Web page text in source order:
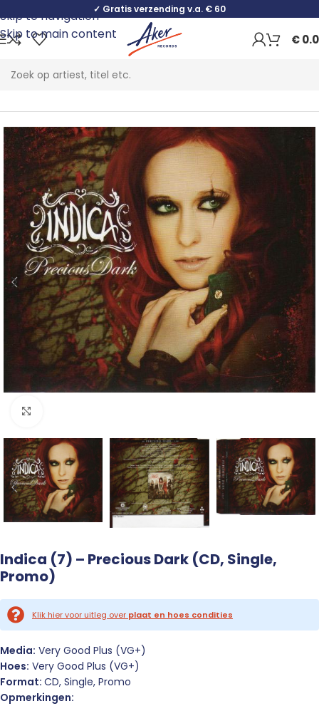
Skip to navigation
Skip to main content
✓ Gratis verzending v.a. € 60
€
Home Rock
Indica (7) – Precious Dark (CD, Single,
Promo)
Klik hier voor uitleg over plaat en hoes condities
Media: Very Good Plus (VG+)
Hoes: Very Good Plus (VG+)
Format: CD, Single, Promo
Opmerkingen: